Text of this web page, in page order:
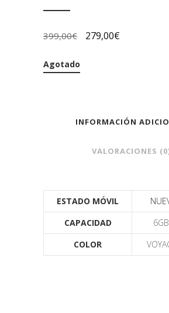
399,00€ 279,00€
Agotado
INFORMACIÓN
VALORACIONES
ESTADO MÓVIL
CAPACIDAD
COLOR